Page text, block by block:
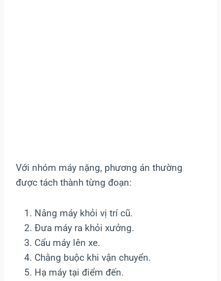
Với nhóm máy nặng, phương án thường
được tách thành từng đoạn:
Nâng máy khỏi vị trí cũ.
Đưa máy ra khỏi xưởng.
Cẩu máy lên xe.
Chằng buộc khi vận chuyển.
Hạ máy tại điểm đến.